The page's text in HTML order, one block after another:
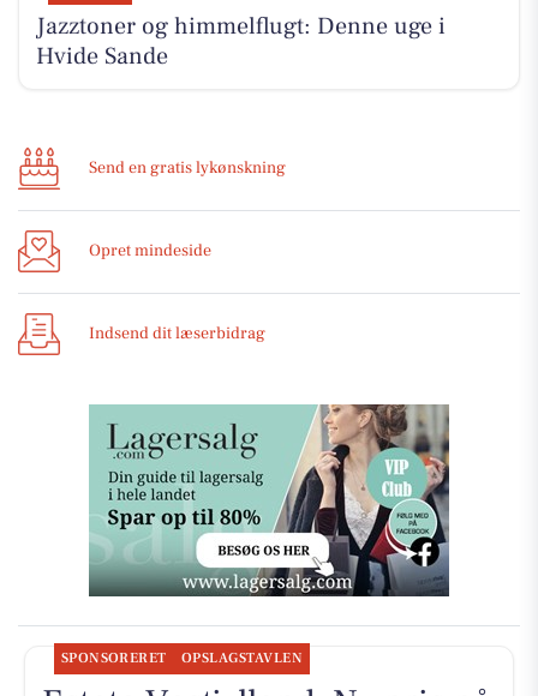
Jazztoner og himmelflugt: Denne uge i
Hvide Sande
Send en gratis lykønskning
Opret mindeside
Indsend dit læserbidrag
SPONSORERET OPSLAGSTAVLEN